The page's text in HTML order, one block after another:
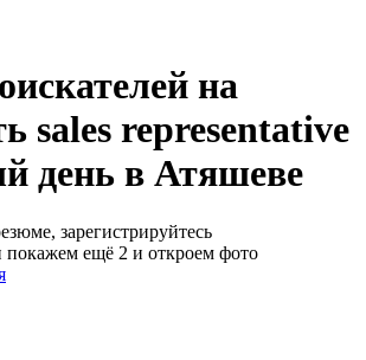
на
sales representative
день в Атяшеве
зарегистрируйтесь
покажем ещё 2 и откроем фото